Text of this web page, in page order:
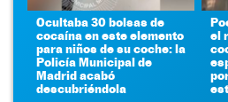
Ocultaba 30 bolsas de
cocaína en este elemento
para niños de su coche: la
Policía Municipal de
Madrid acabó
descubriéndola
el